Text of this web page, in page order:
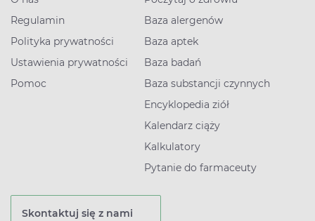
Regulamin
Polityka prywatności
Ustawienia prywatności
Pomoc
Baza alergenów
Baza aptek
Baza badań
Baza substancji czynnych
Encyklopedia ziół
Kalendarz ciąży
Kalkulatory
Pytanie do farmaceuty
Skontaktuj się z nami